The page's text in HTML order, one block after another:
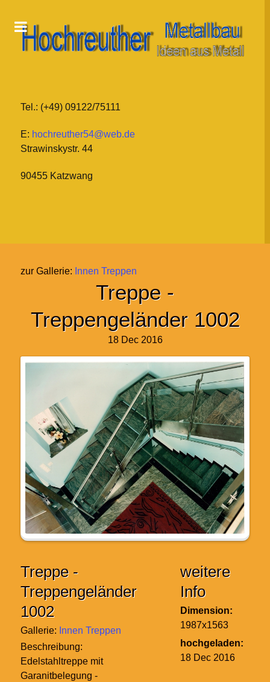
Tel.: (+49) 09122/75111
E: hochreuther54@web.de
Strawinskystr. 44
90455 Katzwang
zur Gallerie: Innen Treppen
Treppe -
Treppengeländer 1002
18 Dec 2016
Treppe -
Treppengeländer
1002
Gallerie: Innen Treppen
Beschreibung:
Edelstahltreppe mit
Garanitbelegung -
weitere
Info
Dimension:
1987x1563
hochgeladen:
18 Dec 2016